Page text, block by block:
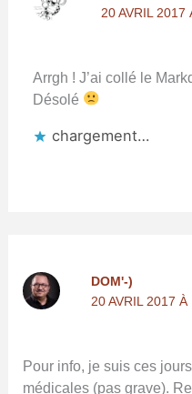
20 AVRIL 2017
Arrgh ! J’ai collé le
Désolé
chargement…
DOM'-)
20 AVRIL 2017 À
Pour info, je suis ces
médicales (pas grave).